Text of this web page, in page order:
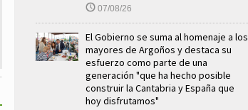
07/08/26
El Gobierno se suma al homenaje a los
mayores de Argoños y destaca su
esfuerzo como parte de una
generación "que ha hecho posible
construir la Cantabria y España que
hoy disfrutamos"